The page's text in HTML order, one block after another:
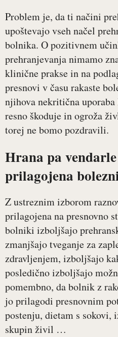
Problem je, da ti načini
upoštevajo vseh načel
bolnika. O pozitivnem
prehranjevanja nimamo
klinične prakse in na
presnovi v času rakaste
njihova nekritična
resno škoduje in ogroža
torej ne bomo pozdravili.
Hrana pa
prilagojena
Z ustreznim izborom
prilagojena na presnovno
bolniki izboljšajo
zmanjšajo tveganje za
zdravljenjem, izboljšajo
posledično izboljšajo
pomembno, da bolnik z
jo prilagodi presnovnim
postenju, dietam s
skupin živil …